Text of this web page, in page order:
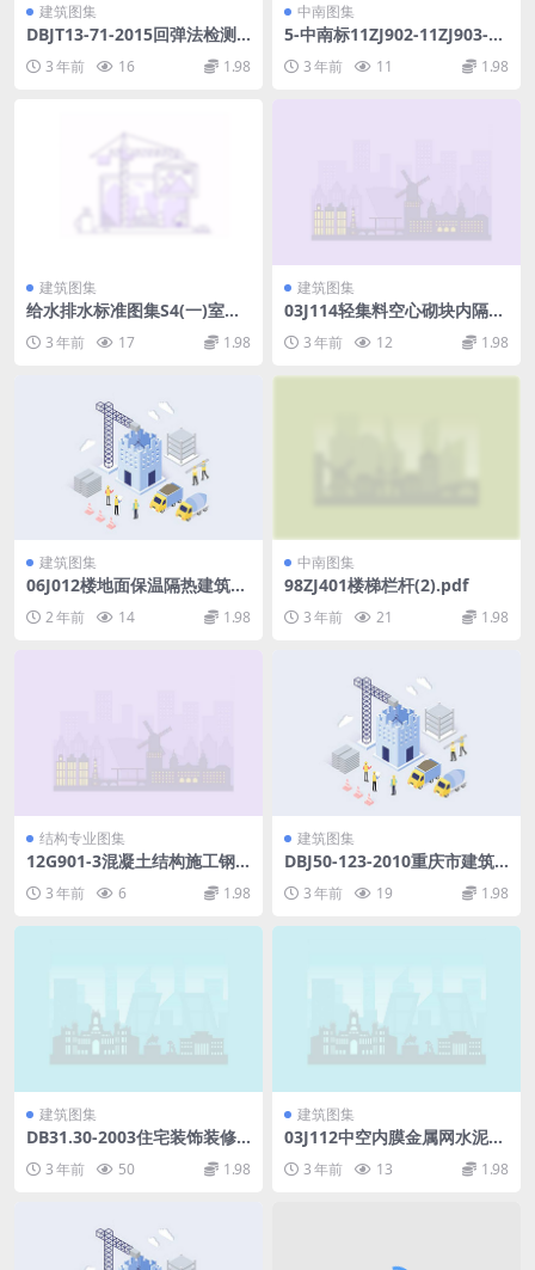
建筑图集
DBJT13-71-2015回弹法检测
混凝土抗压强度技术规程.pdf
3 年前 16 1.98
中南图集
5-中南标11ZJ902-11ZJ903-11
3 年前 11 1.98
建筑图集
给水排水标准图集S4(一)室内
4年合订本).pdf
3 年前 17 1.98
建筑图集
03J114轻集料空心砌块内隔
3 年前 12 1.98
建筑图集
06J012楼地面保温隔热建筑构
造(一)(聚苯颗粒浆料保温隔
热).rar
2 年前 14 1.98
中南图集
98ZJ401楼梯栏杆(2).pdf
3 年前 21 1.98
结构专业图集
12G901-3混凝土结构施工钢
筋排布规则与构造详图.pdf
3 年前 6 1.98
建筑图集
DBJ50-123-2010重庆市建筑
3 年前 19 1.98
建筑图集
DB31.30-2003住宅装饰装修
3 年前 50 1.98
建筑图集
03J112中空内膜金属网水泥内
3 年前 13 1.98